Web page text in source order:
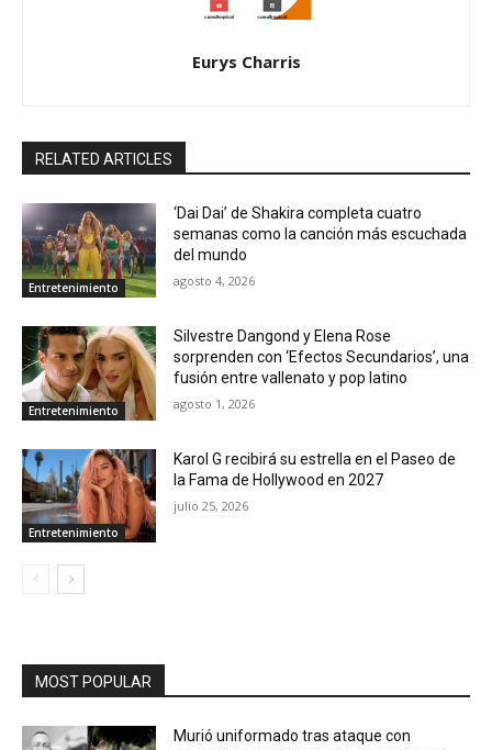
Eurys Charris
RELATED ARTICLES
Entretenimiento
‘Dai Dai’ de Shakira completa cuatro
semanas como la canción más escuchada
del mundo
agosto 4, 2026
Entretenimiento
Silvestre Dangond y Elena Rose
sorprenden con ‘Efectos Secundarios’, una
fusión entre vallenato y pop latino
agosto 1, 2026
Entretenimiento
Karol G recibirá su estrella en el Paseo de
la Fama de Hollywood en 2027
julio 25, 2026
MOST POPULAR
Murió uniformado tras ataque con